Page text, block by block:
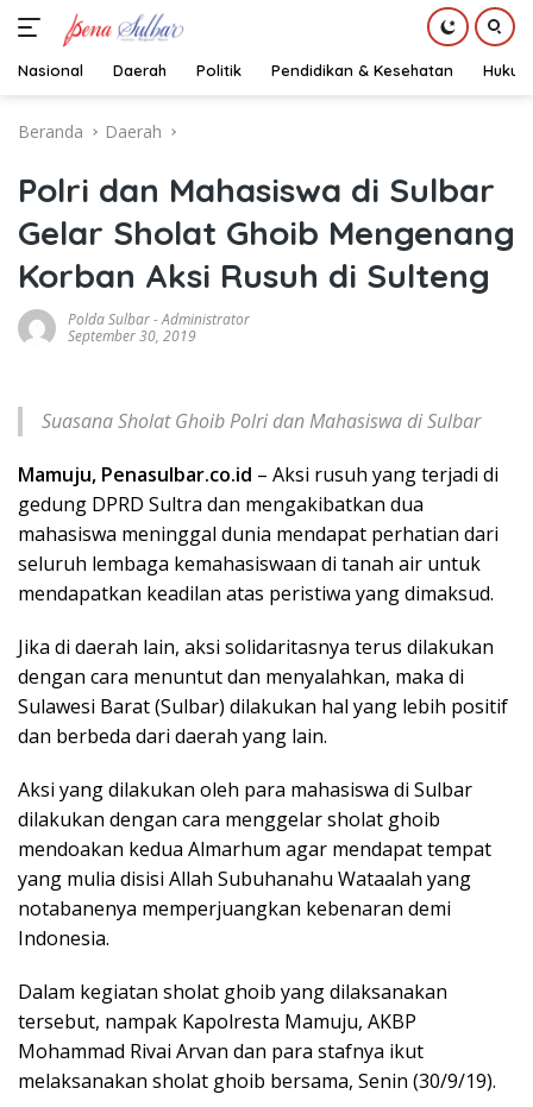
Nasional Daerah Politik Pendidikan & Kesehatan Hukum
Beranda Daerah
Polri dan Mahasiswa di Sulbar
Gelar Sholat Ghoib Mengenang
Korban Aksi Rusuh di Sulteng
Polda Sulbar-Administrator
September 30, 2019
Suasana Sholat Ghoib Polri dan Mahasiswa di Sulbar
Mamuju, Penasulbar.co.id – Aksi rusuh yang terjadi di
gedung DPRD Sultra dan mengakibatkan dua
mahasiswa meninggal dunia mendapat perhatian dari
seluruh lembaga kemahasiswaan di tanah air untuk
mendapatkan keadilan atas peristiwa yang dimaksud.
Jika di daerah lain, aksi solidaritasnya terus dilakukan
dengan cara menuntut dan menyalahkan, maka di
Sulawesi Barat (Sulbar) dilakukan hal yang lebih positif
dan berbeda dari daerah yang lain.
Aksi yang dilakukan oleh para mahasiswa di Sulbar
dilakukan dengan cara menggelar sholat ghoib
mendoakan kedua Almarhum agar mendapat tempat
yang mulia disisi Allah Subuhanahu Wataalah yang
notabanenya memperjuangkan kebenaran demi
Indonesia.
Dalam kegiatan sholat ghoib yang dilaksanakan
tersebut, nampak Kapolresta Mamuju, AKBP
Mohammad Rivai Arvan dan para stafnya ikut
melaksanakan sholat ghoib bersama, Senin (30/9/19).